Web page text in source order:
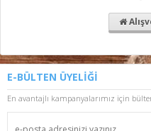
E-BÜLTEN ÜYELİĞİ
En avantajlı kampanyalarımız için